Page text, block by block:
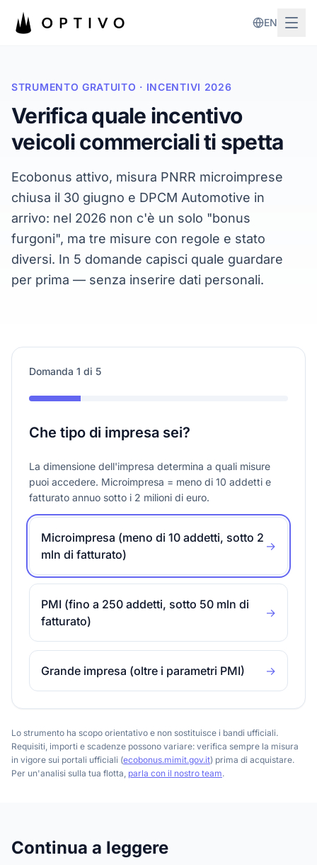
EN
STRUMENTO GRATUITO · INCENTIVI 2026
Verifica quale incentivo
veicoli commerciali ti spetta
Ecobonus attivo, misura PNRR microimprese
chiusa il 30 giugno e DPCM Automotive in
arrivo: nel 2026 non c'è un solo "bonus
furgoni", ma tre misure con regole e stato
diversi. In 5 domande capisci quale guardare
per prima — senza inserire dati personali.
Domanda 1 di 5
Che tipo di impresa sei?
La dimensione dell'impresa determina a quali misure
puoi accedere. Microimpresa = meno di 10 addetti e
fatturato annuo sotto i 2 milioni di euro.
Microimpresa (meno di 10 addetti, sotto 2
mln di fatturato)
→
PMI (fino a 250 addetti, sotto 50 mln di
fatturato)
→
Grande impresa (oltre i parametri PMI) →
Lo strumento ha scopo orientativo e non sostituisce i bandi ufficiali.
Requisiti, importi e scadenze possono variare: verifica sempre la misura
in vigore sui portali ufficiali (ecobonus.mimit.gov.it) prima di acquistare.
Per un'analisi sulla tua flotta, parla con il nostro team.
Continua a leggere